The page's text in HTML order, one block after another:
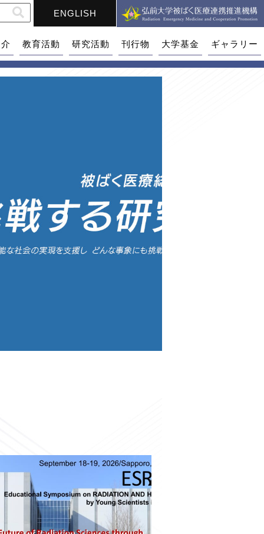
ENGLISH
教育活動 研究活動 刊行物 大学基金 ギャラリー